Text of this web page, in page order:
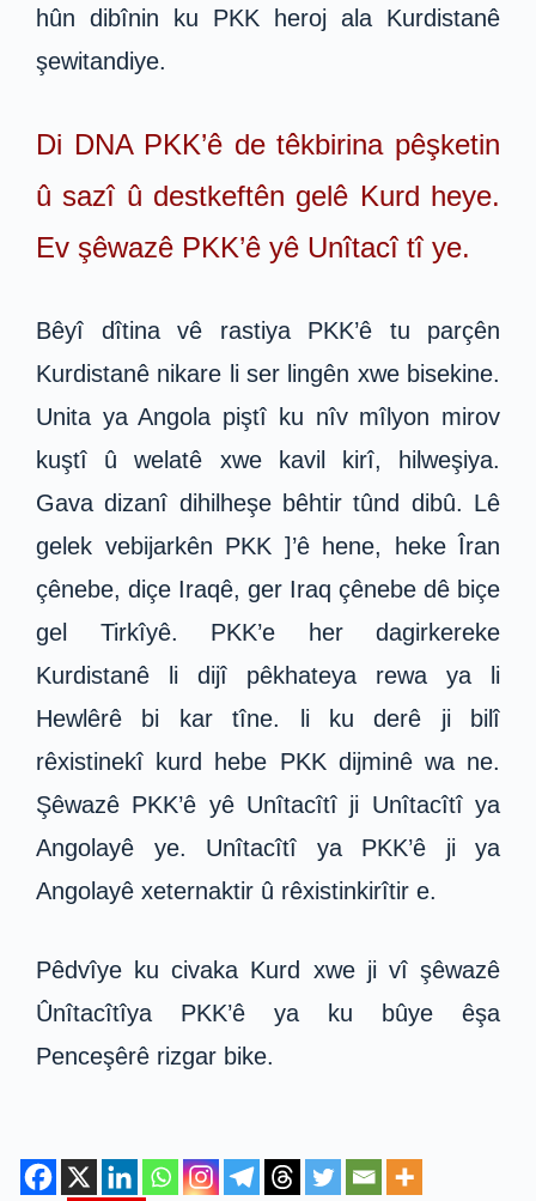
hûn dibînin ku PKK heroj ala Kurdistanê
şewitandiye.
Di DNA PKK’ê de têkbirina pêşketin
û sazî û destkeftên gelê Kurd heye.
Ev şêwazê PKK’ê yê Unîtacî tî ye.
Bêyî dîtina vê rastiya PKK’ê tu parçên
Kurdistanê nikare li ser lingên xwe bisekine.
Unita ya Angola piştî ku nîv mîlyon mirov
kuştî û welatê xwe kavil kirî, hilweşiya.
Gava dizanî dihilheşe bêhtir tûnd dibû. Lê
gelek vebijarkên PKK ]’ê hene, heke Îran
çênebe, diçe Iraqê, ger Iraq çênebe dê biçe
gel Tirkîyê. PKK’e her dagirkereke
Kurdistanê li dijî pêkhateya rewa ya li
Hewlêrê bi kar tîne. li ku derê ji bilî
rêxistinekî kurd hebe PKK dijminê wa ne.
Şêwazê PKK’ê yê Unîtacîtî ji Unîtacîtî ya
Angolayê ye. Unîtacîtî ya PKK’ê ji ya
Angolayê xeternaktir û rêxistinkirîtir e.
Pêdvîye ku civaka Kurd xwe ji vî şêwazê
Ûnîtacîtîya PKK’ê ya ku bûye êşa
Penceşêrê rizgar bike.